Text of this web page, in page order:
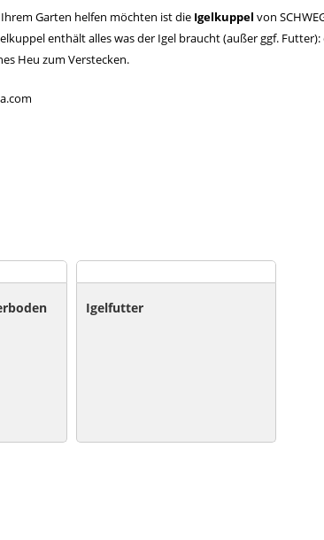
Garten helfen möchten ist die Igelkuppel von
enthält alles was der Igel braucht (außer ggf.
Heu zum Verstecken.
Igelfutter